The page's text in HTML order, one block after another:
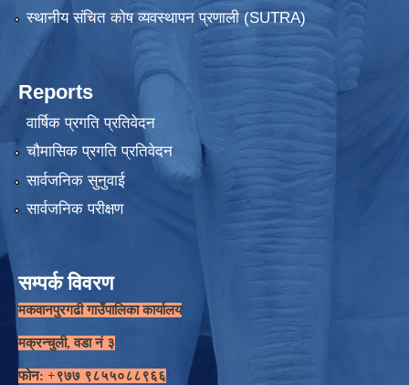
स्थानीय संचित कोष व्यवस्थापन प्रणाली (SUTRA)
Reports
वार्षिक प्रगति प्रतिवेदन
चौमासिक प्रगति प्रतिवेदन
सार्वजनिक सुनुवाई
सार्वजनिक परीक्षण
सम्पर्क विवरण
मकवानपुरगढी गाउँपालिका कार्यालय
मक्रन्चुली, वडा नं ३
फोन: +९७७ ९८५५०८८९६६